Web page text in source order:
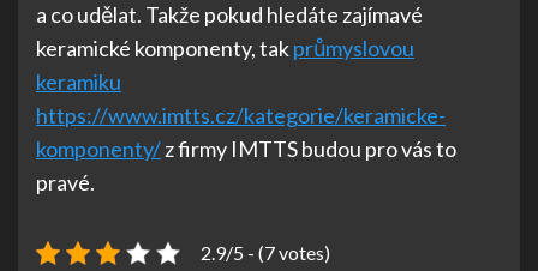
a co udělat. Takže pokud hledáte zajímavé
keramické komponenty, takprůmyslovou
keramiku
https://www.imtts.cz/kategorie/keramicke-
komponenty/z firmy IMTTS budou pro vás to
pravé.
2.9/5 - (7 votes)